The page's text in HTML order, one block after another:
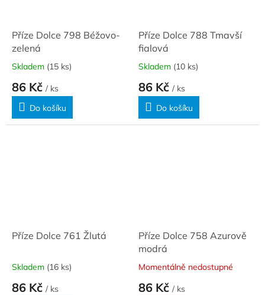
Příze Dolce 798 Béžovo-
zelená
Skladem (15 ks)
86 Kč / ks
Do košíku
Příze Dolce 788 Tmavší
fialová
Skladem (10 ks)
86 Kč / ks
Do košíku
Příze Dolce 761 Žlutá
Skladem (16 ks)
86 Kč / ks
Příze Dolce 758 Azurově
modrá
Momentálně nedostupné
86 Kč / ks